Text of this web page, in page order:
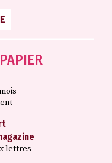
lettres